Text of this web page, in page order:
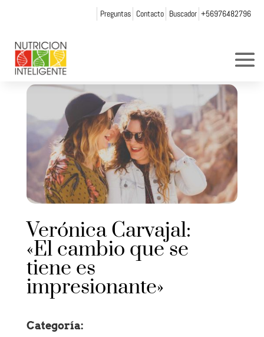
Preguntas Contacto Buscador +56976482796
Verónica Carvajal:
«El cambio que se
tiene es
impresionante»
Categoría: